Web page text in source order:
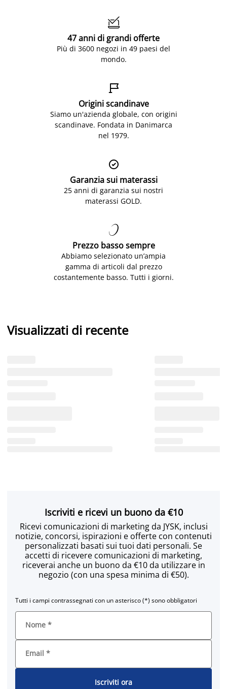

47 anni di grandi offerte
Più di 3600 negozi in 49 paesi del
mondo.

Origini scandinave
Siamo un'azienda globale, con origini
scandinave. Fondata in Danimarca
nel 1979.

Garanzia sui materassi
25 anni di garanzia sui nostri
materassi GOLD.

Prezzo basso sempre
Abbiamo selezionato un’ampia
gamma di articoli dal prezzo
costantemente basso. Tutti i giorni.
Visualizzati di recente
Iscriviti e ricevi un buono da €10
Ricevi comunicazioni di marketing da JYSK, inclusi
notizie, concorsi, ispirazioni e offerte con contenuti
personalizzati basati sui tuoi dati personali. Se
accetti di ricevere comunicazioni di marketing,
riceverai anche un buono da €10 da utilizzare in
negozio (con una spesa minima di €50).
Tutti i campi contrassegnati con un asterisco (*) sono obbligatori
Nome *
Email *
Iscriviti ora